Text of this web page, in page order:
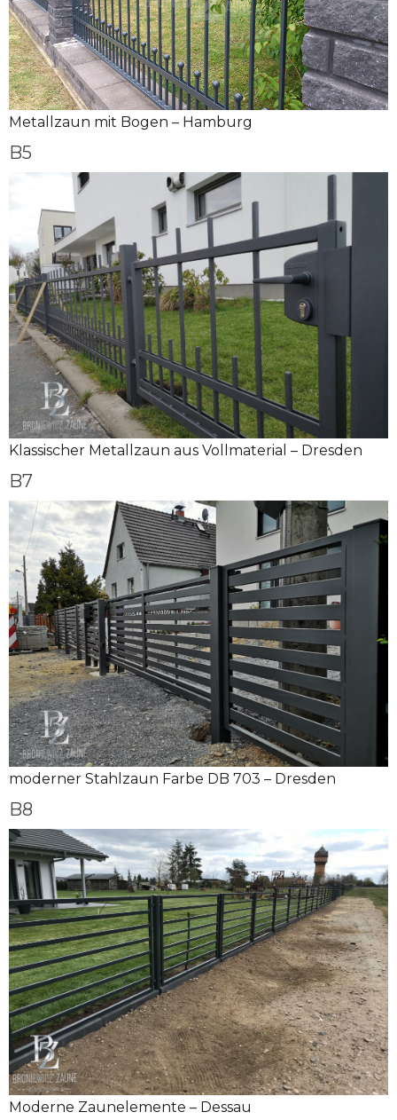
Metallzaun mit Bogen – Hamburg
B5
Klassischer Metallzaun aus Vollmaterial – Dresden
B7
moderner Stahlzaun Farbe DB 703 – Dresden
B8
Moderne Zaunelemente – Dessau